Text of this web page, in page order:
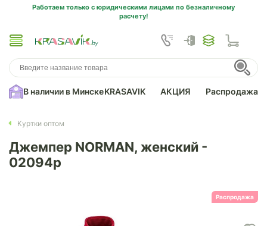
Работаем только с юридическими лицами по безналичному
расчету!
В наличии в МинскеKRASAVIK АКЦИЯ Распродажа
Куртки оптом
Джемпер NORMAN, женский -
02094p
Распродажа